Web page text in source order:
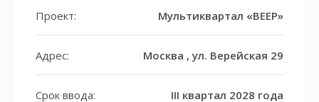
Проект: Мультиквартал «ВЕЕР»
Адрес: Москва , ул. Верейская 29
Срок ввода: III квартал 2028 года